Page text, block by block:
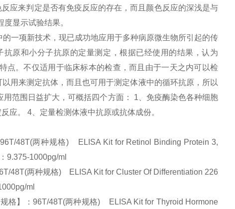
应来判定是否有免疫反应的存在，而且颜色反应的深浅是与
显示试验结果。
的一项新技术，现已成功地应用于多种病原微生物所引起的传
原和小分子抗原的定量测定，根据已经使用的结果，认为
点。不仅适用于临床标本的检查，而且由于一天之内可以检
用来测定抗体，而且也可用于测定体液中的循环抗原，所以
范围日益扩大，可概括四个方面： 1 、免疫酶染色各种细胞
应。 4 、定量检测体液中抗原或抗体成份。
48T(两种规格) ELISA Kit for Retinol Binding Protein 3,
9.375-1000pg/ml
两种规格) ELISA Kit for Cluster Of Differentiation 226
ml
】：96T/48T(两种规格) ELISA Kit for Thyroid Hormone